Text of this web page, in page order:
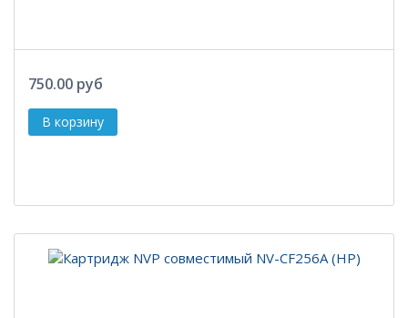
750.00 руб